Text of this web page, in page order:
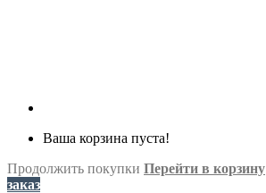
Ваша корзина пуста!
Продолжить покупки Перейти в корзину
заказ